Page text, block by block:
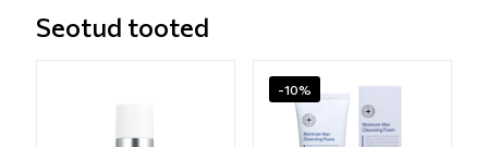
Seotud tooted
-10%